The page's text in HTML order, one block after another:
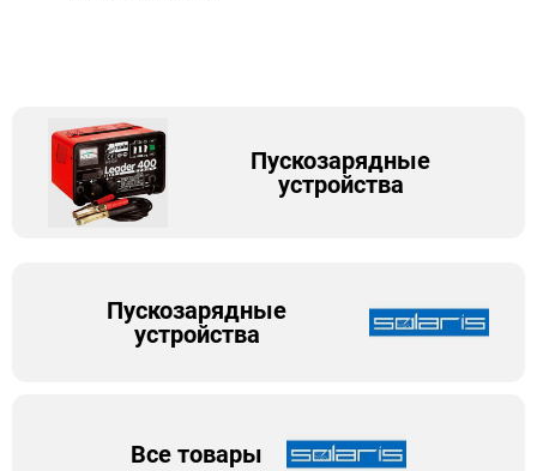
Пускозарядные
устройства
Пускозарядные
устройства
Все товары